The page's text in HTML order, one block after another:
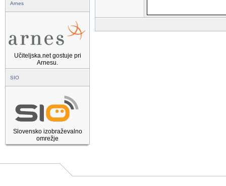
Arnes
Učiteljska.net gostuje pri
Arnesu.
SIO
Slovensko izobraževalno
omrežje